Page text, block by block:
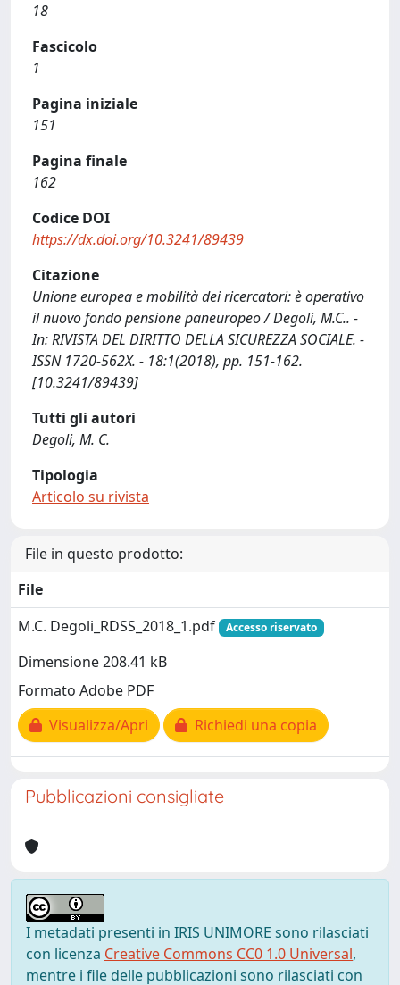
18
Fascicolo
1
Pagina iniziale
151
Pagina finale
162
Codice DOI
https://dx.doi.org/10.3241/89439
Citazione
Unione europea e mobilità dei ricercatori: è operativo
il nuovo fondo pensione paneuropeo / Degoli, M.C.. -
In: RIVISTA DEL DIRITTO DELLA SICUREZZA SOCIALE. -
ISSN 1720-562X. - 18:1(2018), pp. 151-162.
[10.3241/89439]
Tutti gli autori
Degoli, M. C.
Tipologia
Articolo su rivista
File in questo prodotto:
File
M.C. Degoli_RDSS_2018_1.pdf
Accesso riservato
Dimensione 208.41 kB
Formato Adobe PDF
Visualizza/Apri
Richiedi una copia
Pubblicazioni consigliate
I metadati presenti in IRIS UNIMORE sono rilasciati
con licenza Creative Commons CC0 1.0 Universal,
mentre i file delle pubblicazioni sono rilasciati con